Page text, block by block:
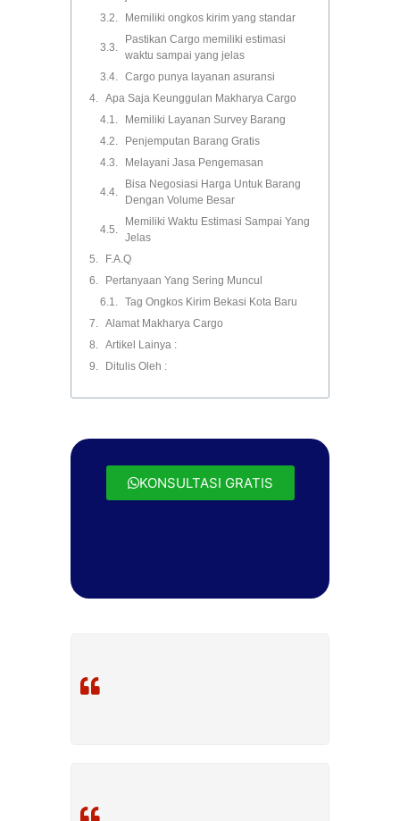
Memiliki ongkos kirim yang standar
Pastikan Cargo memiliki estimasi
waktu sampai yang jelas
Cargo punya layanan asuransi
Apa Saja Keunggulan Makharya Cargo
Memiliki Layanan Survey Barang
Penjemputan Barang Gratis
Melayani Jasa Pengemasan
Bisa Negosiasi Harga Untuk Barang
Dengan Volume Besar
Memiliki Waktu Estimasi Sampai Yang
Jelas
F.A.Q
Pertanyaan Yang Sering Muncul
Tag Ongkos Kirim Bekasi Kota Baru
Alamat Makharya Cargo
Artikel Lainya :
Ditulis Oleh :
KONSULTASI GRATIS